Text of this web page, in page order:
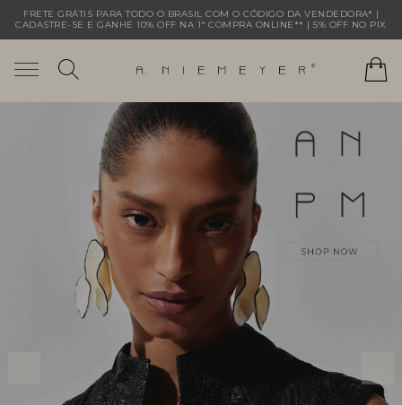
FRETE GRÁTIS PARA TODO O BRASIL COM O CÓDIGO DA VENDEDORA* |
CADASTRE-SE E GANHE 10% OFF NA 1ª COMPRA ONLINE** | 5% OFF NO PIX